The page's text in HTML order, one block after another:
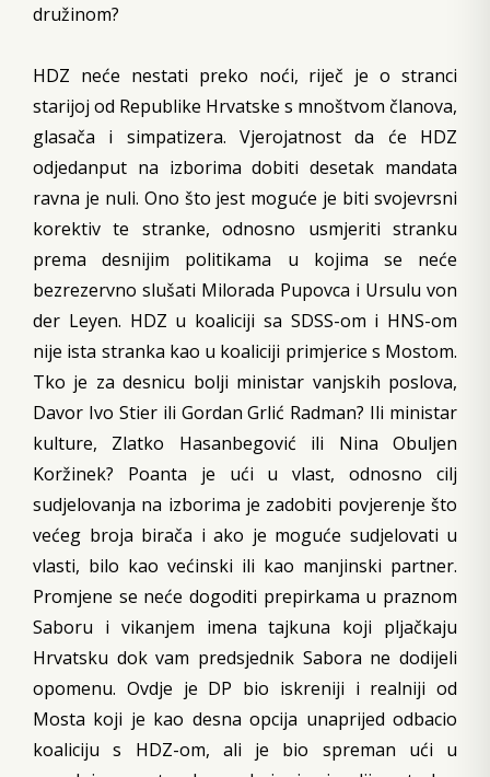
družinom?
HDZ neće nestati preko noći, riječ je o stranci
starijoj od Republike Hrvatske s mnoštvom članova,
glasača i simpatizera. Vjerojatnost da će HDZ
odjedanput na izborima dobiti desetak mandata
ravna je nuli. Ono što jest moguće je biti svojevrsni
korektiv te stranke, odnosno usmjeriti stranku
prema desnijim politikama u kojima se neće
bezrezervno slušati Milorada Pupovca i Ursulu von
der Leyen. HDZ u koaliciji sa SDSS-om i HNS-om
nije ista stranka kao u koaliciji primjerice s Mostom.
Tko je za desnicu bolji ministar vanjskih poslova,
Davor Ivo Stier ili Gordan Grlić Radman? Ili ministar
kulture, Zlatko Hasanbegović ili Nina Obuljen
Koržinek? Poanta je ući u vlast, odnosno cilj
sudjelovanja na izborima je zadobiti povjerenje što
većeg broja birača i ako je moguće sudjelovati u
vlasti, bilo kao većinski ili kao manjinski partner.
Promjene se neće dogoditi prepirkama u praznom
Saboru i vikanjem imena tajkuna koji pljačkaju
Hrvatsku dok vam predsjednik Sabora ne dodijeli
opomenu. Ovdje je DP bio iskreniji i realniji od
Mosta koji je kao desna opcija unaprijed odbacio
koaliciju s HDZ-om, ali je bio spreman ući u